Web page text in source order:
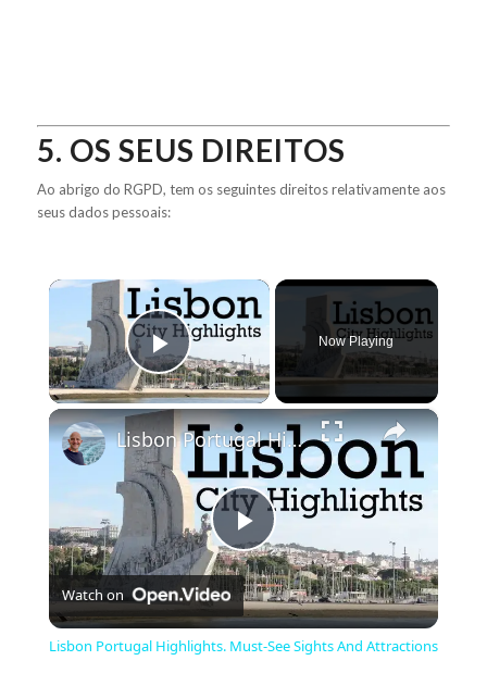
5. OS SEUS DIREITOS
Ao abrigo do RGPD, tem os seguintes direitos relativamente aos
seus dados pessoais:
×
Play Video
Now Playing
×
Play
Video
Lisbon Portugal Highlights. Must-See Sights And Attractions
Watch on
Lisbon Portugal Highlights. Must-See Sights And Attractions